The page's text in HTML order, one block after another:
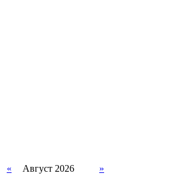
« Август 2026
»